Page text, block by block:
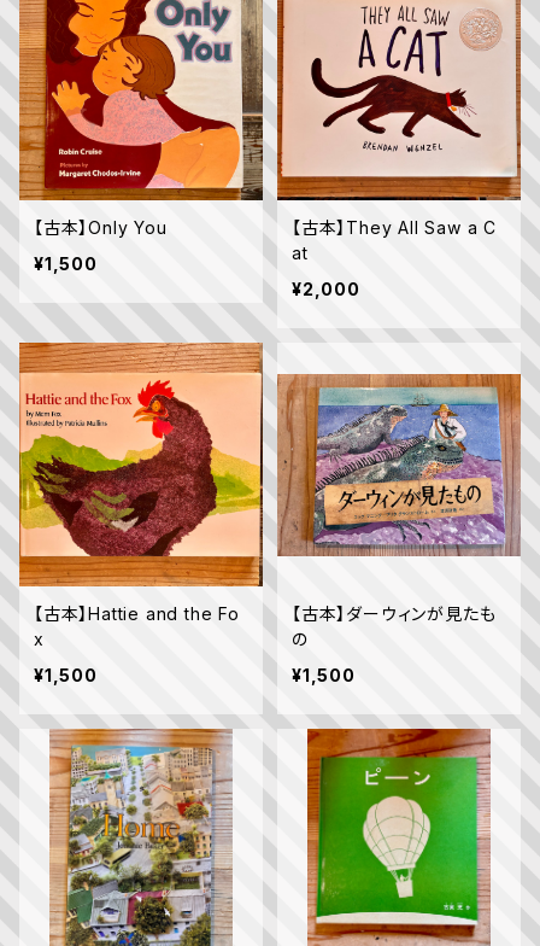
【古本】Only You
¥1,500
【古本】They All Saw a C
at
¥2,000
【古本】Hattie and the Fo
x
¥1,500
【古本】ダーウィンが見たも
の
¥1,500